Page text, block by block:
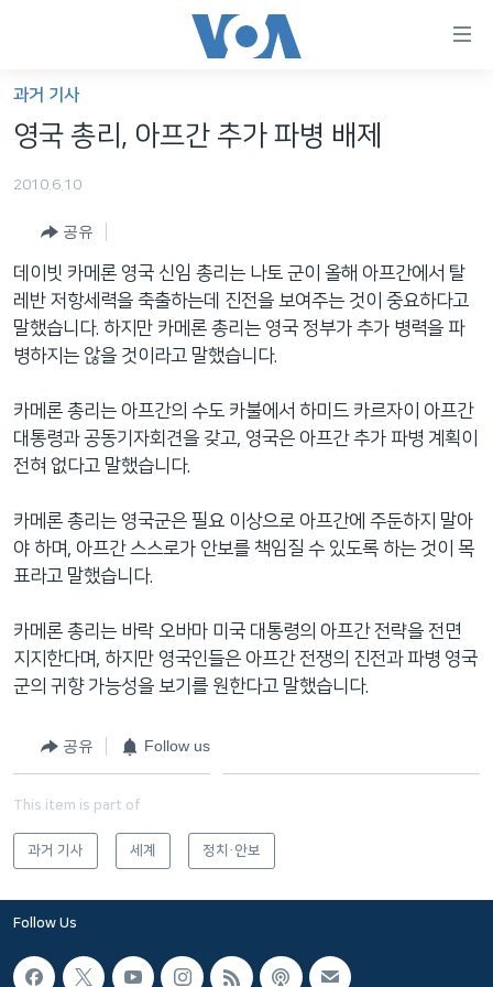
가
능
인
콘
텐
츠
이
동
메
네
비
션
으
이
등
VOD
라디오
프로그램
주파수 안내
FOLLOW US
언어 선택
과거 기사
영국 총리, 아프간 추가 파병 배제
2010.6.10
공유
데이빗 카메론 영국 신임 총리는 나토 군이 올해 아프간에서 탈
레반 저항세력을 축출하는데 진전을 보여주는 것이 중요하다고
말했습니다. 하지만 카메론 총리는 영국 정부가 추가 병력을 파
병하지는 않을 것이라고 말했습니다.
카메론 총리는 아프간의 수도 카불에서 하미드 카르자이 아프간
대통령과 공동기자회견을 갖고, 영국은 아프간 추가 파병 계획이
전혀 없다고 말했습니다.
카메론 총리는 영국군은 필요 이상으로 아프간에 주둔하지 말아
야 하며, 아프간 스스로가 안보를 책임질 수 있도록 하는 것이 목
표라고 말했습니다.
카메론 총리는 바락 오바마 미국 대통령의 아프간 전략을 전면
지지한다며, 하지만 영국인들은 아프간 전쟁의 진전과 파병 영국
군의 귀향 가능성을 보기를 원한다고 말했습니다.
공유 Follow us
This item is part of
과거 기사 세계 정치·안보
Follow Us